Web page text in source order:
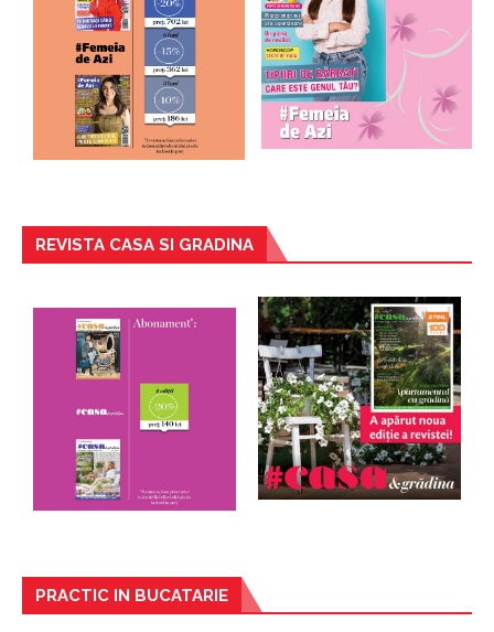
REVISTA CASA SI GRADINA
PRACTIC IN BUCATARIE